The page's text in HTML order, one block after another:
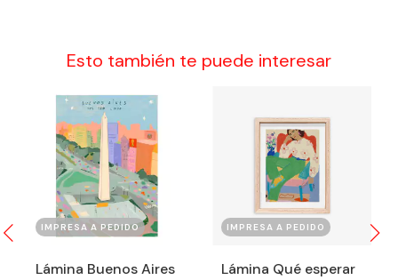
Esto también te puede interesar
IMPRESA A PEDIDO
Lámina Buenos Aires
IMPRESA A PEDIDO
Lámina Qué esperar